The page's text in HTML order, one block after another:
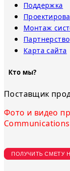
Поддержка
Монтаж
Партнерство
Карта сайта
Кто мы?
Поставщик
Фото и видео
ПОЛУЧИТЬ СМЕТУ